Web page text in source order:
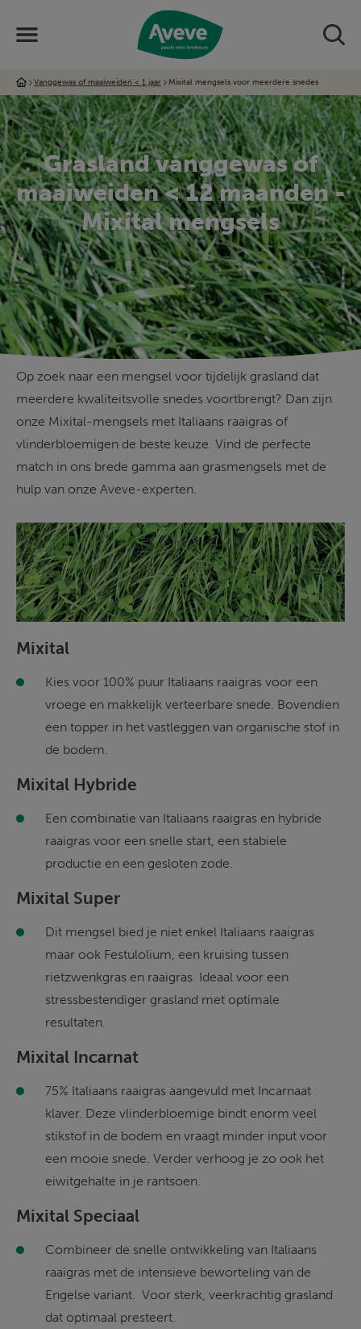
Vanggewas of maaiweiden < 1 jaar Mixital mengsels voor meerdere snedes
Grasland vanggewas of
maaiweiden < 12 maanden -
Mixital mengsels
Op zoek naar een mengsel voor tijdelijk grasland dat
meerdere kwaliteitsvolle snedes voortbrengt? Dan zijn
onze Mixital-mengsels met Italiaans raaigras of
vlinderbloemigen de beste keuze. Vind de perfecte
match in ons brede gamma aan grasmengsels met de
hulp van onze Aveve-experten.
Mixital
Kies voor 100% puur Italiaans raaigras voor een
vroege en makkelijk verteerbare snede. Bovendien
een topper in het vastleggen van organische stof in
de bodem.
Mixital Hybride
Een combinatie van Italiaans raaigras en hybride
raaigras voor een snelle start, een stabiele
productie en een gesloten zode.
Mixital Super
Dit mengsel bied je niet enkel Italiaans raaigras
maar ook Festulolium, een kruising tussen
rietzwenkgras en raaigras. Ideaal voor een
stressbestendiger grasland met optimale
resultaten.
Mixital Incarnat
75% Italiaans raaigras aangevuld met Incarnaat
klaver. Deze vlinderbloemige bindt enorm veel
stikstof in de bodem en vraagt minder input voor
een mooie snede. Verder verhoog je zo ook het
eiwitgehalte in je rantsoen.
Mixital Speciaal
Combineer de snelle ontwikkeling van Italiaans
raaigras met de intensieve beworteling van de
Engelse variant.  Voor sterk, veerkrachtig grasland
dat optimaal presteert.